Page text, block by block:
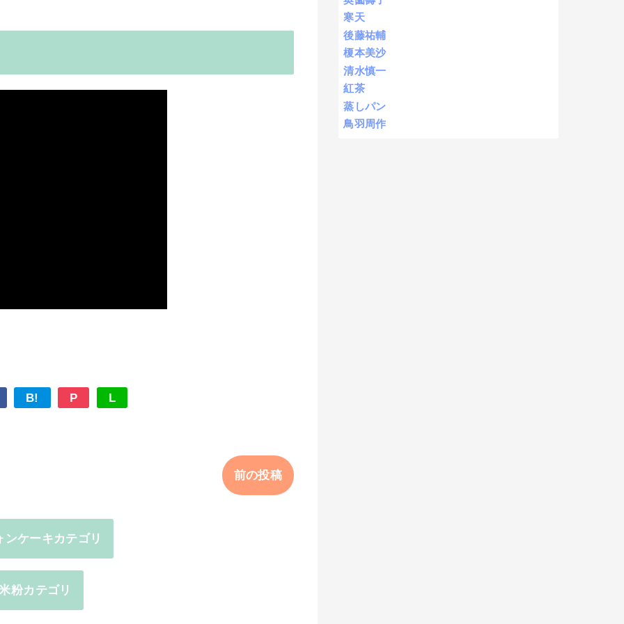
B! P L
前の投稿
ンケーキカテゴリ
粉カテゴリ
寒天
後藤祐輔
榎本美沙
清水慎一
紅茶
蒸しパン
鳥羽周作